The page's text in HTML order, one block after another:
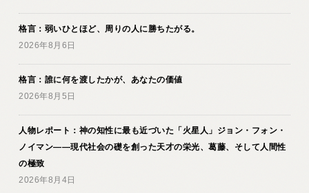
格言：弱いひとほど、周りの人に勝ちたがる。
2026年8月6日
格言：誰に何を渡したかが、あなたの価値
2026年8月5日
人物レポート：神の知性に最も近づいた「火星人」ジョン・フォン・
ノイマン――現代社会の礎を創った天才の栄光、葛藤、そして人間性
の極致
2026年8月4日